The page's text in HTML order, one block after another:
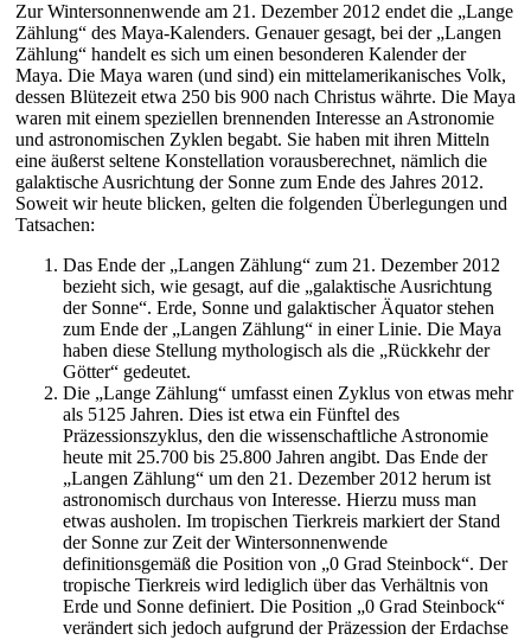
Zur Wintersonnenwende am 21. Dezember 2012 endet die „Lange
Zählung“ des Maya-Kalenders. Genauer gesagt, bei der „Langen
Zählung“ handelt es sich um einen besonderen Kalender der
Maya. Die Maya waren (und sind) ein mittelamerikanisches Volk,
dessen Blütezeit etwa 250 bis 900 nach Christus währte. Die Maya
waren mit einem speziellen brennenden Interesse an Astronomie
und astronomischen Zyklen begabt. Sie haben mit ihren Mitteln
eine äußerst seltene Konstellation vorausberechnet, nämlich die
galaktische Ausrichtung der Sonne zum Ende des Jahres 2012.
Soweit wir heute blicken, gelten die folgenden Überlegungen und
Tatsachen:
Das Ende der „Langen Zählung“ zum 21. Dezember 2012
bezieht sich, wie gesagt, auf die „galaktische Ausrichtung
der Sonne“. Erde, Sonne und galaktischer Äquator stehen
zum Ende der „Langen Zählung“ in einer Linie. Die Maya
haben diese Stellung mythologisch als die „Rückkehr der
Götter“ gedeutet.
Die „Lange Zählung“ umfasst einen Zyklus von etwas mehr
als 5125 Jahren. Dies ist etwa ein Fünftel des
Präzessionszyklus, den die wissenschaftliche Astronomie
heute mit 25.700 bis 25.800 Jahren angibt. Das Ende der
„Langen Zählung“ um den 21. Dezember 2012 herum ist
astronomisch durchaus von Interesse. Hierzu muss man
etwas ausholen. Im tropischen Tierkreis markiert der Stand
der Sonne zur Zeit der Wintersonnenwende
definitionsgemäß die Position von „0 Grad Steinbock“. Der
tropische Tierkreis wird lediglich über das Verhältnis von
Erde und Sonne definiert. Die Position „0 Grad Steinbock“
verändert sich jedoch aufgrund der Präzession der Erdachse